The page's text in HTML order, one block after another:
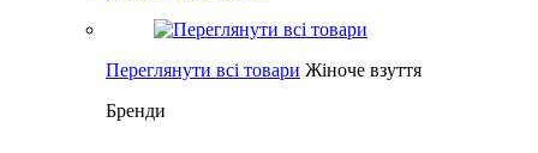
Переглянути всі товари Жіноче взуття
Бренди